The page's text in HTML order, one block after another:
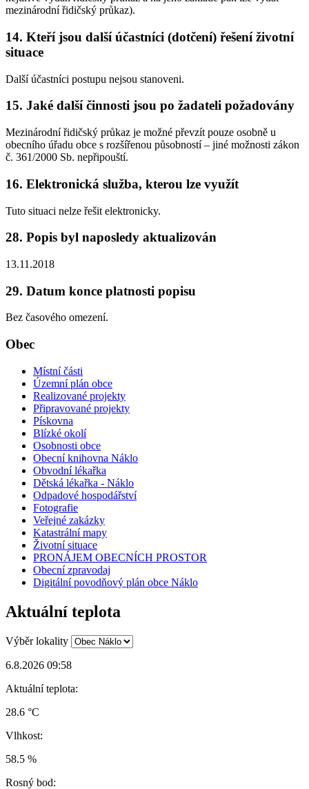
mezinárodní řidičský průkaz).
14. Kteří jsou další účastníci (dotčení) řešení životní
situace
Další účastníci postupu nejsou stanoveni.
15. Jaké další činnosti jsou po žadateli požadovány
Mezinárodní řidičský průkaz je možné převzít pouze osobně u
obecního úřadu obce s rozšířenou působností – jiné možnosti zákon
č. 361/2000 Sb. nepřipouští.
16. Elektronická služba, kterou lze využít
Tuto situaci nelze řešit elektronicky.
28. Popis byl naposledy aktualizován
13.11.2018
29. Datum konce platnosti popisu
Bez časového omezení.
Obec
Místní části
Územní plán obce
Realizované projekty
Připravované projekty
Pískovna
Blízké okolí
Osobnosti obce
Obecní knihovna Náklo
Obvodní lékařka
Dětská lékařka - Náklo
Odpadové hospodářství
Fotografie
Veřejné zakázky
Katastrální mapy
Životní situace
PRONÁJEM OBECNÍCH PROSTOR
Obecní zpravodaj
Digitální povodňový plán obce Náklo
Aktuální teplota
Výběr lokality
6.8.2026 09:58
Aktuální teplota:
28.6 °C
Vlhkost:
58.5 %
Rosný bod: